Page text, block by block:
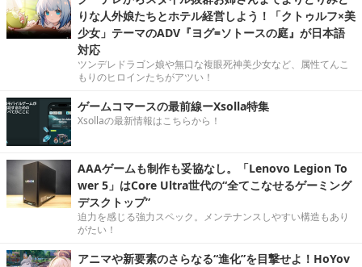
りな人外娘たちとホテル経営しよう！「クトゥルフ×美
少女」テーマのADV『ヨグ=ソトースの庭』が日本語
対応
ツンデレドラゴン娘や無口な複眼死神美少女など、属性てんこ
もりのヒロインたちがアツい！
ゲームコマースの最前線ーXsolla特集
Xsollaの最新情報はこちらから！
AAAゲームも制作も妥協なし。「Lenovo Legion To
wer 5」はCore Ultra世代の“全てこなせるゲーミング
デスクトップ”
迫力を感じる強力スペック。メンテナンスしやすい構造もあり
がたい！
アニマや新要素のさらなる“進化”を目撃せよ！HoYov